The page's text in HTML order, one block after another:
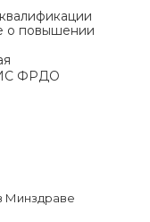
о повышении
ФРДО
Минздраве